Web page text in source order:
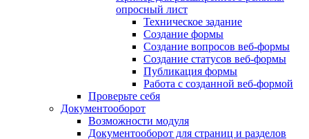
опросный лист
Техническое задание
Создание формы
Создание вопросов веб-формы
Создание статусов веб-формы
Публикация формы
Работа с созданной веб-формой
Проверьте себя
Документооборот
Возможности модуля
Документооборот для страниц и разделов